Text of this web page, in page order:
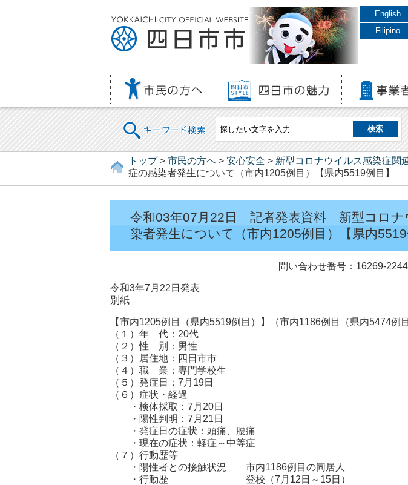
English
Filipino
キーワード検索
トップ> 市民の方へ > 安心安全 > 新型コロナウイルス感染症関
症の感染者発生について（市内1205例目）【県内5519例目】
令和03年07月22日 記者発表資料 新型コロナ
染者発生について（市内1205例目）【県内5519
問い合わせ番号：16269-
令和3年7月22日発表
別紙
【市内1205例目（県内5519例目）】（市内1186例目（県内5474例
（１）年 代：20代
（２）性 別：男性
（３）居住地：四日市市
（４）職 業：専門学校生
（５）発症日：7月19日
（６）症状・経過
・検体採取：7月20日
・陽性判明：7月21日
・発症日の症状：頭痛、腰痛
・現在の症状：軽症～中等症
（７）行動歴等
・陽性者との接触状況 市内1186例目の同居人
・行動歴 登校（7月12日～15日）